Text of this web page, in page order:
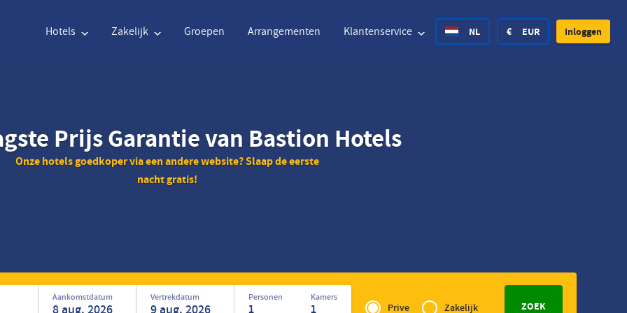
Hotels Zakelijk Groepen Arrangementen Klantenservice NL
Engels Nederlands
Greek Norsk
€ EUR
€ Euro $ United States Dollar
Inloggen
Prijs Garantie van Bastion Hotels
Onze hotels goedkoper via een andere website? Slaap de eerste
nacht gratis!
Aankomstdatum Vertrekdatum Personen
1
Kamers
1
of
Prive Zakelijk